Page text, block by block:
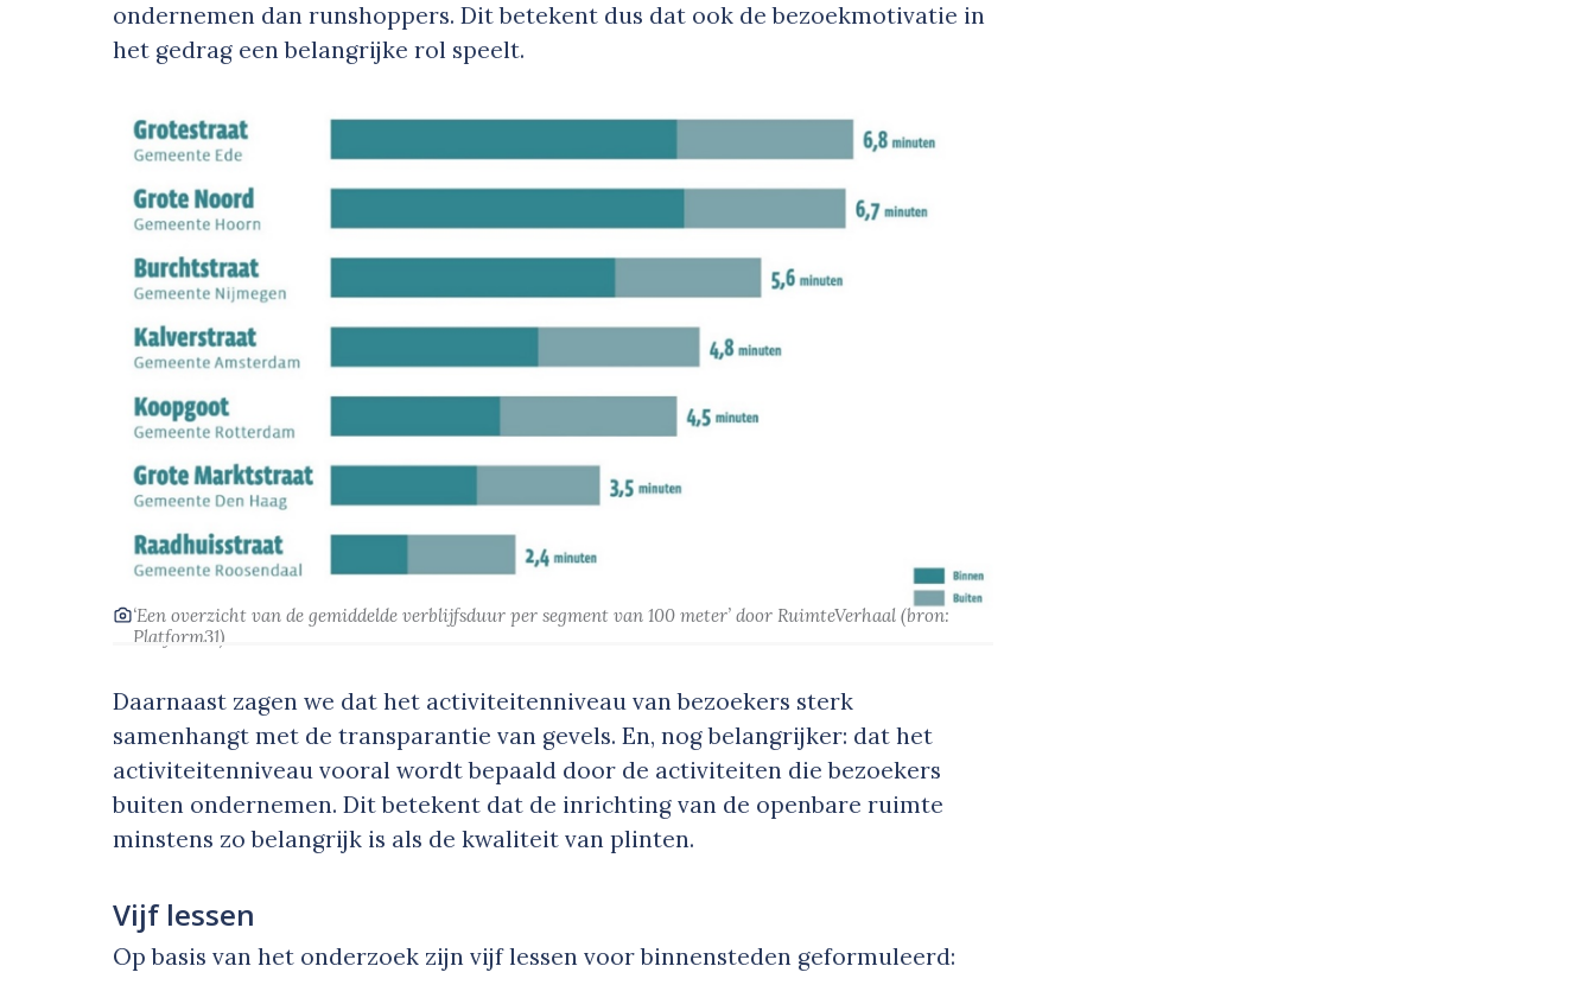
ondernemen dan runshoppers. Dit betekent dus dat ook de bezoekmotivatie in
het gedrag een belangrijke rol speelt.
‘Een overzicht van de gemiddelde verblijfsduur per segment van 100 meter’door RuimteVerhaal(bron:
Platform31)
Daarnaast zagen we dat het activiteitenniveau van bezoekers sterk
samenhangt met de transparantie van gevels. En, nog belangrijker: dat het
activiteitenniveau vooral wordt bepaald door de activiteiten die bezoekers
buiten ondernemen. Dit betekent dat de inrichting van de openbare ruimte
minstens zo belangrijk is als de kwaliteit van plinten.
Vijf lessen
Op basis van het onderzoek zijn vijf lessen voor binnensteden geformuleerd: